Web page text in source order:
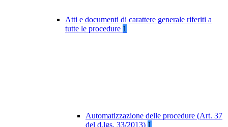
Atti e documenti di carattere generale riferiti a
tutte le procedure 1
Automatizzazione delle procedure (Art. 37
del d.lgs. 33/2013) 1